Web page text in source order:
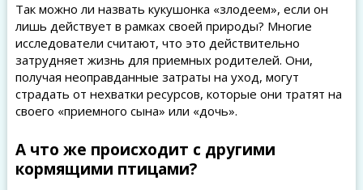
Так можно ли назвать кукушонка «злодеем», если он
лишь действует в рамках своей природы? Многие
исследователи считают, что это действительно
затрудняет жизнь для приемных родителей. Они,
получая неоправданные затраты на уход, могут
страдать от нехватки ресурсов, которые они тратят на
своего «приемного сына» или «дочь».
А что же происходит с другими
кормящими птицами?